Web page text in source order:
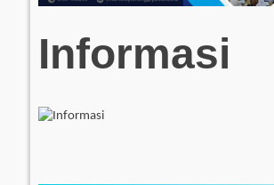
Informasi